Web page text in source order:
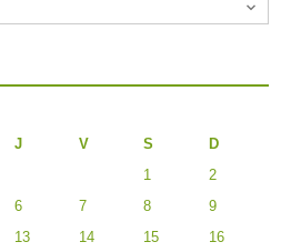
J V S D
1
2
6 7 8
9
13 14 15
16